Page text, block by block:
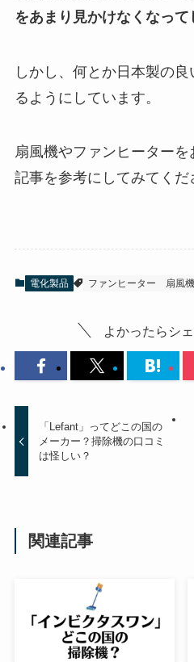
をあまり見かけなくなって
しかし、何とか日本製の
るようにしています。
扇風機やファンヒーター
記事を参考にしてみてくだ
電化製品 ファンヒーター 扇風機
よかったらシ
「Lefant」ってどこの国の
メーカー？掃除機の口コミ
は怪しい？
関連記事